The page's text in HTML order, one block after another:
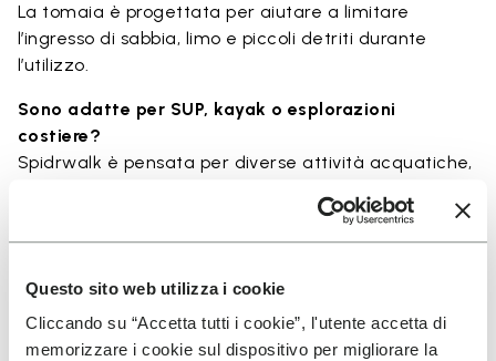
Questo sito web utilizza i cookie
Cliccando su “Accetta tutti i cookie”, l'utente accetta di
memorizzare i cookie sul dispositivo per migliorare la
La tomaia è progettata per aiutare a limitare
l’ingresso di sabbia, limo e piccoli detriti durante
l’utilizzo.
Sono adatte per SUP, kayak o esplorazioni
costiere?
Spidrwalk è pensata per diverse attività acquatiche,
Sono progettate per offrire una sensazione vicino al
suolo, con feedback naturale e un livello di
protezione adatto all’uso outdoor.